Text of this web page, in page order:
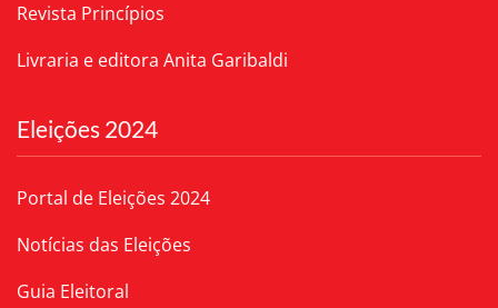
Revista Princípios
Livraria e editora Anita Garibaldi
Eleições 2024
Portal de Eleições 2024
Notícias das Eleições
Guia Eleitoral